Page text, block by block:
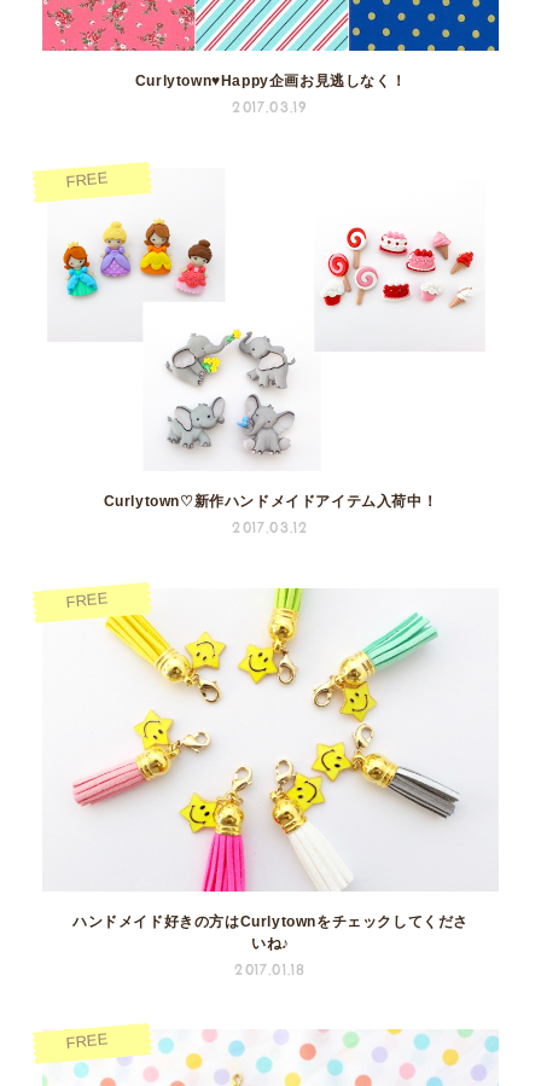
Curlytown♥Happy企画お見逃しなく！
2017.03.19
FREE
Curlytown♡新作ハンドメイドアイテム入荷中！
2017.03.12
FREE
ハンドメイド好きの方はCurlytownをチェックしてくださ
いね♪
2017.01.18
FREE